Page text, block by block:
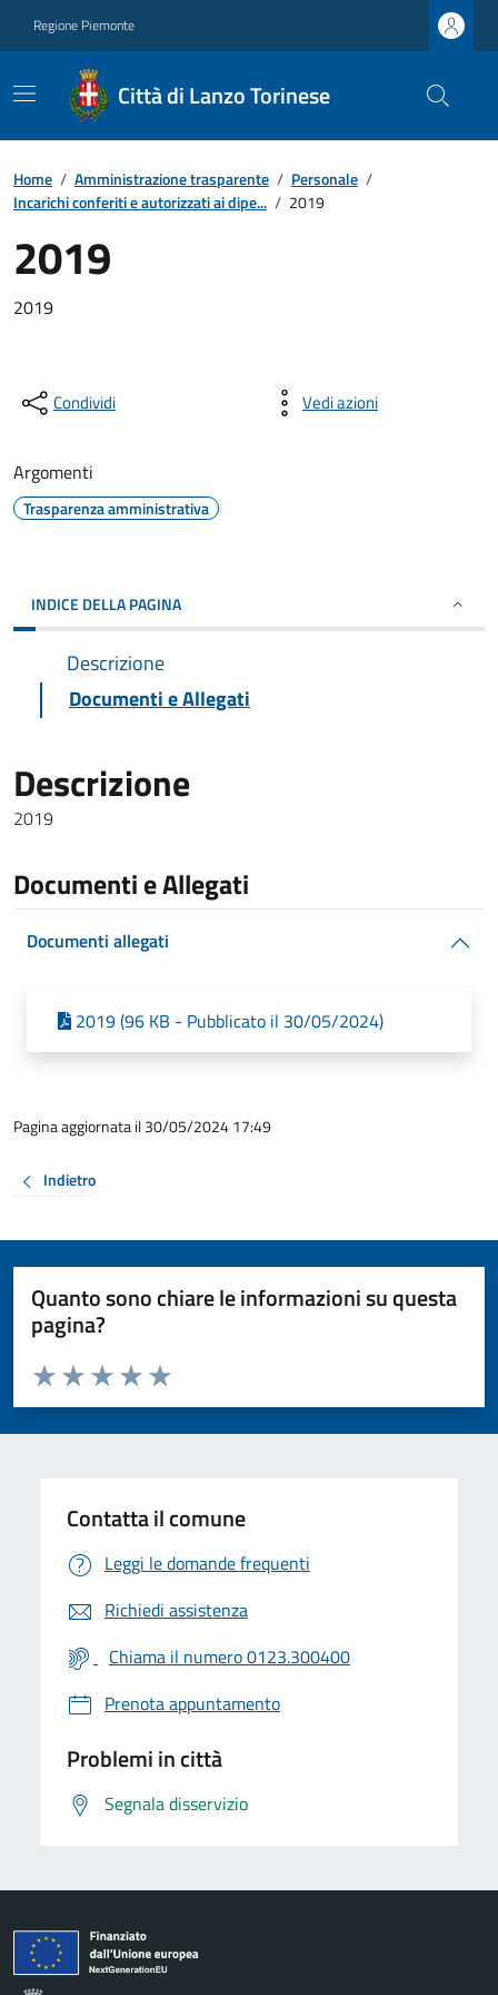
Regione Piemonte
Città di Lanzo Torinese
Home / Amministrazione trasparente / Personale /
Incarichi conferiti e autorizzati ai dipe... / 2019
2019
2019
Condividi Vedi azioni
Argomenti
Trasparenza amministrativa
INDICE DELLA PAGINA
Descrizione
Documenti e Allegati
Descrizione
2019
Documenti e Allegati
Documenti allegati
2019 (96 KB - Pubblicato il 30/05/2024)
Pagina aggiornata il 30/05/2024 17:49
Indietro
Quanto sono chiare le informazioni su questa
pagina?
Valuta da 1 a 5 stelle la pagina
Valuta 5 stelle su 5
Valuta 4 stelle su 5
Valuta 3 stelle su 5
Valuta 2 stelle su 5
Valuta 1 stelle su 5
Contatta il comune
Leggi le domande frequenti
Richiedi assistenza
Chiama il numero 0123.300400
Prenota appuntamento
Problemi in città
Segnala disservizio